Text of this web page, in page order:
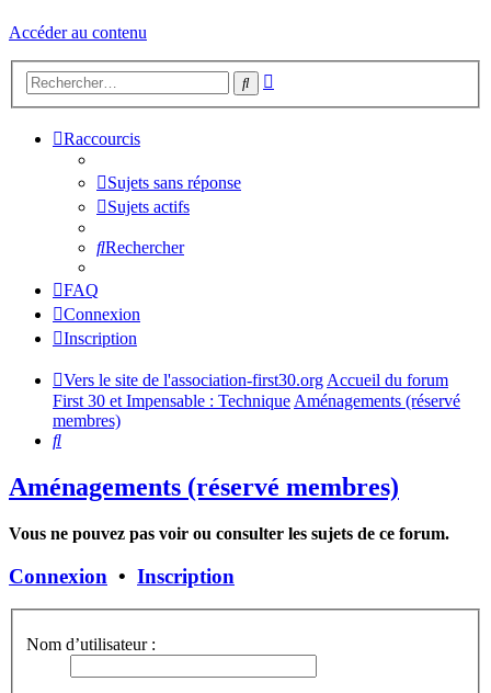
Accéder au contenu
Rechercher
Raccourcis
Sujets sans réponse
Sujets actifs
Rechercher
FAQ
Connexion
Inscription
Vers le site de l'association-first30.org Accueil du forum
First 30 et Impensable : Technique Aménagements (réservé
membres)
Rechercher
Aménagements (réservé membres)
Vous ne pouvez pas voir ou consulter les sujets de ce forum.
Connexion • Inscription
Nom d’utilisateur :